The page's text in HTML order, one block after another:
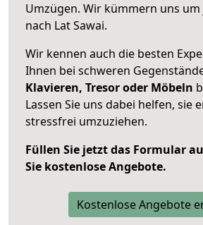
Umzügen. Wir kümmern uns um
nach Lat Sawai.
Wir kennen auch die besten
Ihnen bei schweren
Klavieren, Tresor oder Möbeln
Lassen Sie uns dabei helfen, sie
stressfrei umzuziehen.
Füllen Sie jetzt das Formular
Sie kostenlose Angebote.
Kostenlose Angebote